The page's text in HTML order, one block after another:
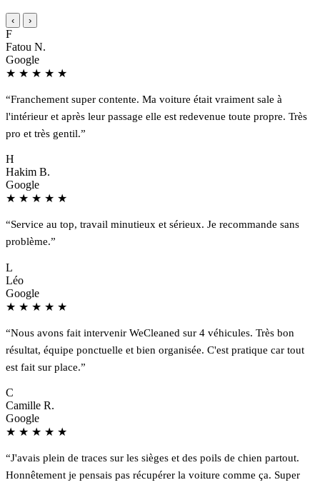
‹ ›
F
Fatou N.
Google
★ ★ ★ ★ ★
“Franchement super contente. Ma voiture était vraiment sale à
l'intérieur et après leur passage elle est redevenue toute propre. Très
pro et très gentil.”
H
Hakim B.
Google
★ ★ ★ ★ ★
“Service au top, travail minutieux et sérieux. Je recommande sans
problème.”
L
Léo
Google
★ ★ ★ ★ ★
“Nous avons fait intervenir WeCleaned sur 4 véhicules. Très bon
résultat, équipe ponctuelle et bien organisée. C'est pratique car tout
est fait sur place.”
C
Camille R.
Google
★ ★ ★ ★ ★
“J'avais plein de traces sur les sièges et des poils de chien partout.
Honnêtement je pensais pas récupérer la voiture comme ça. Super